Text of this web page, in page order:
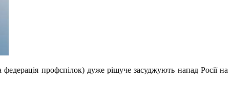
профспілок) дуже рішуче засуджують напад Росії на